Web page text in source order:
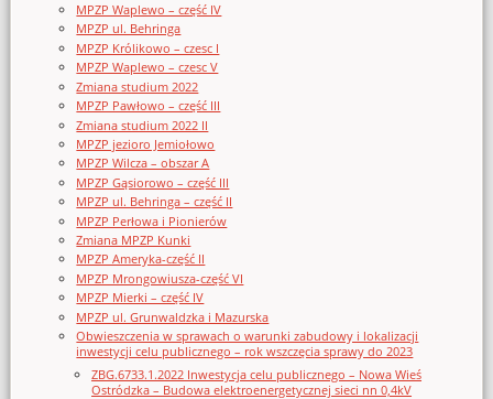
MPZP Waplewo – część IV
MPZP ul. Behringa
MPZP Królikowo – czesc I
MPZP Waplewo – czesc V
Zmiana studium 2022
MPZP Pawłowo – część III
Zmiana studium 2022 II
MPZP jezioro Jemiołowo
MPZP Wilcza – obszar A
MPZP Gąsiorowo – część III
MPZP ul. Behringa – część II
MPZP Perłowa i Pionierów
Zmiana MPZP Kunki
MPZP Ameryka-część II
MPZP Mrongowiusza-część VI
MPZP Mierki – część IV
MPZP ul. Grunwaldzka i Mazurska
Obwieszczenia w sprawach o warunki zabudowy i lokalizacji
inwestycji celu publicznego – rok wszczęcia sprawy do 2023
ZBG.6733.1.2022 Inwestycja celu publicznego – Nowa Wieś
Ostródzka – Budowa elektroenergetycznej sieci nn 0,4kV